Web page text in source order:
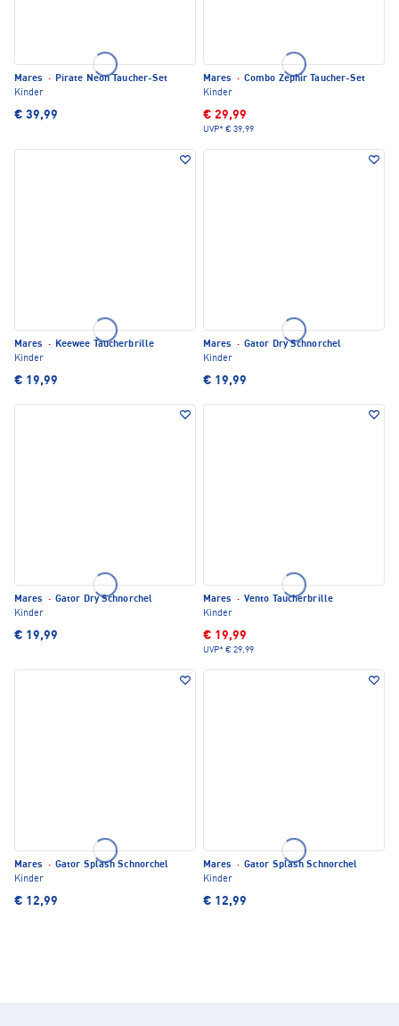
Mares · Pirate Neon Taucher-Set
Kinder
€ 39,99
Mares · Combo Zephir Taucher-Set
Kinder
€ 29,99
UVP* € 39,99
Mares · Keewee Taucherbrille
Kinder
€ 19,99
Mares · Gator Dry Schnorchel
Kinder
€ 19,99
Mares · Gator Dry Schnorchel
Kinder
€ 19,99
Mares · Vento Taucherbrille
Kinder
€ 19,99
UVP* € 29,99
Mares · Gator Splash Schnorchel
Kinder
€ 12,99
Mares · Gator Splash Schnorchel
Kinder
€ 12,99